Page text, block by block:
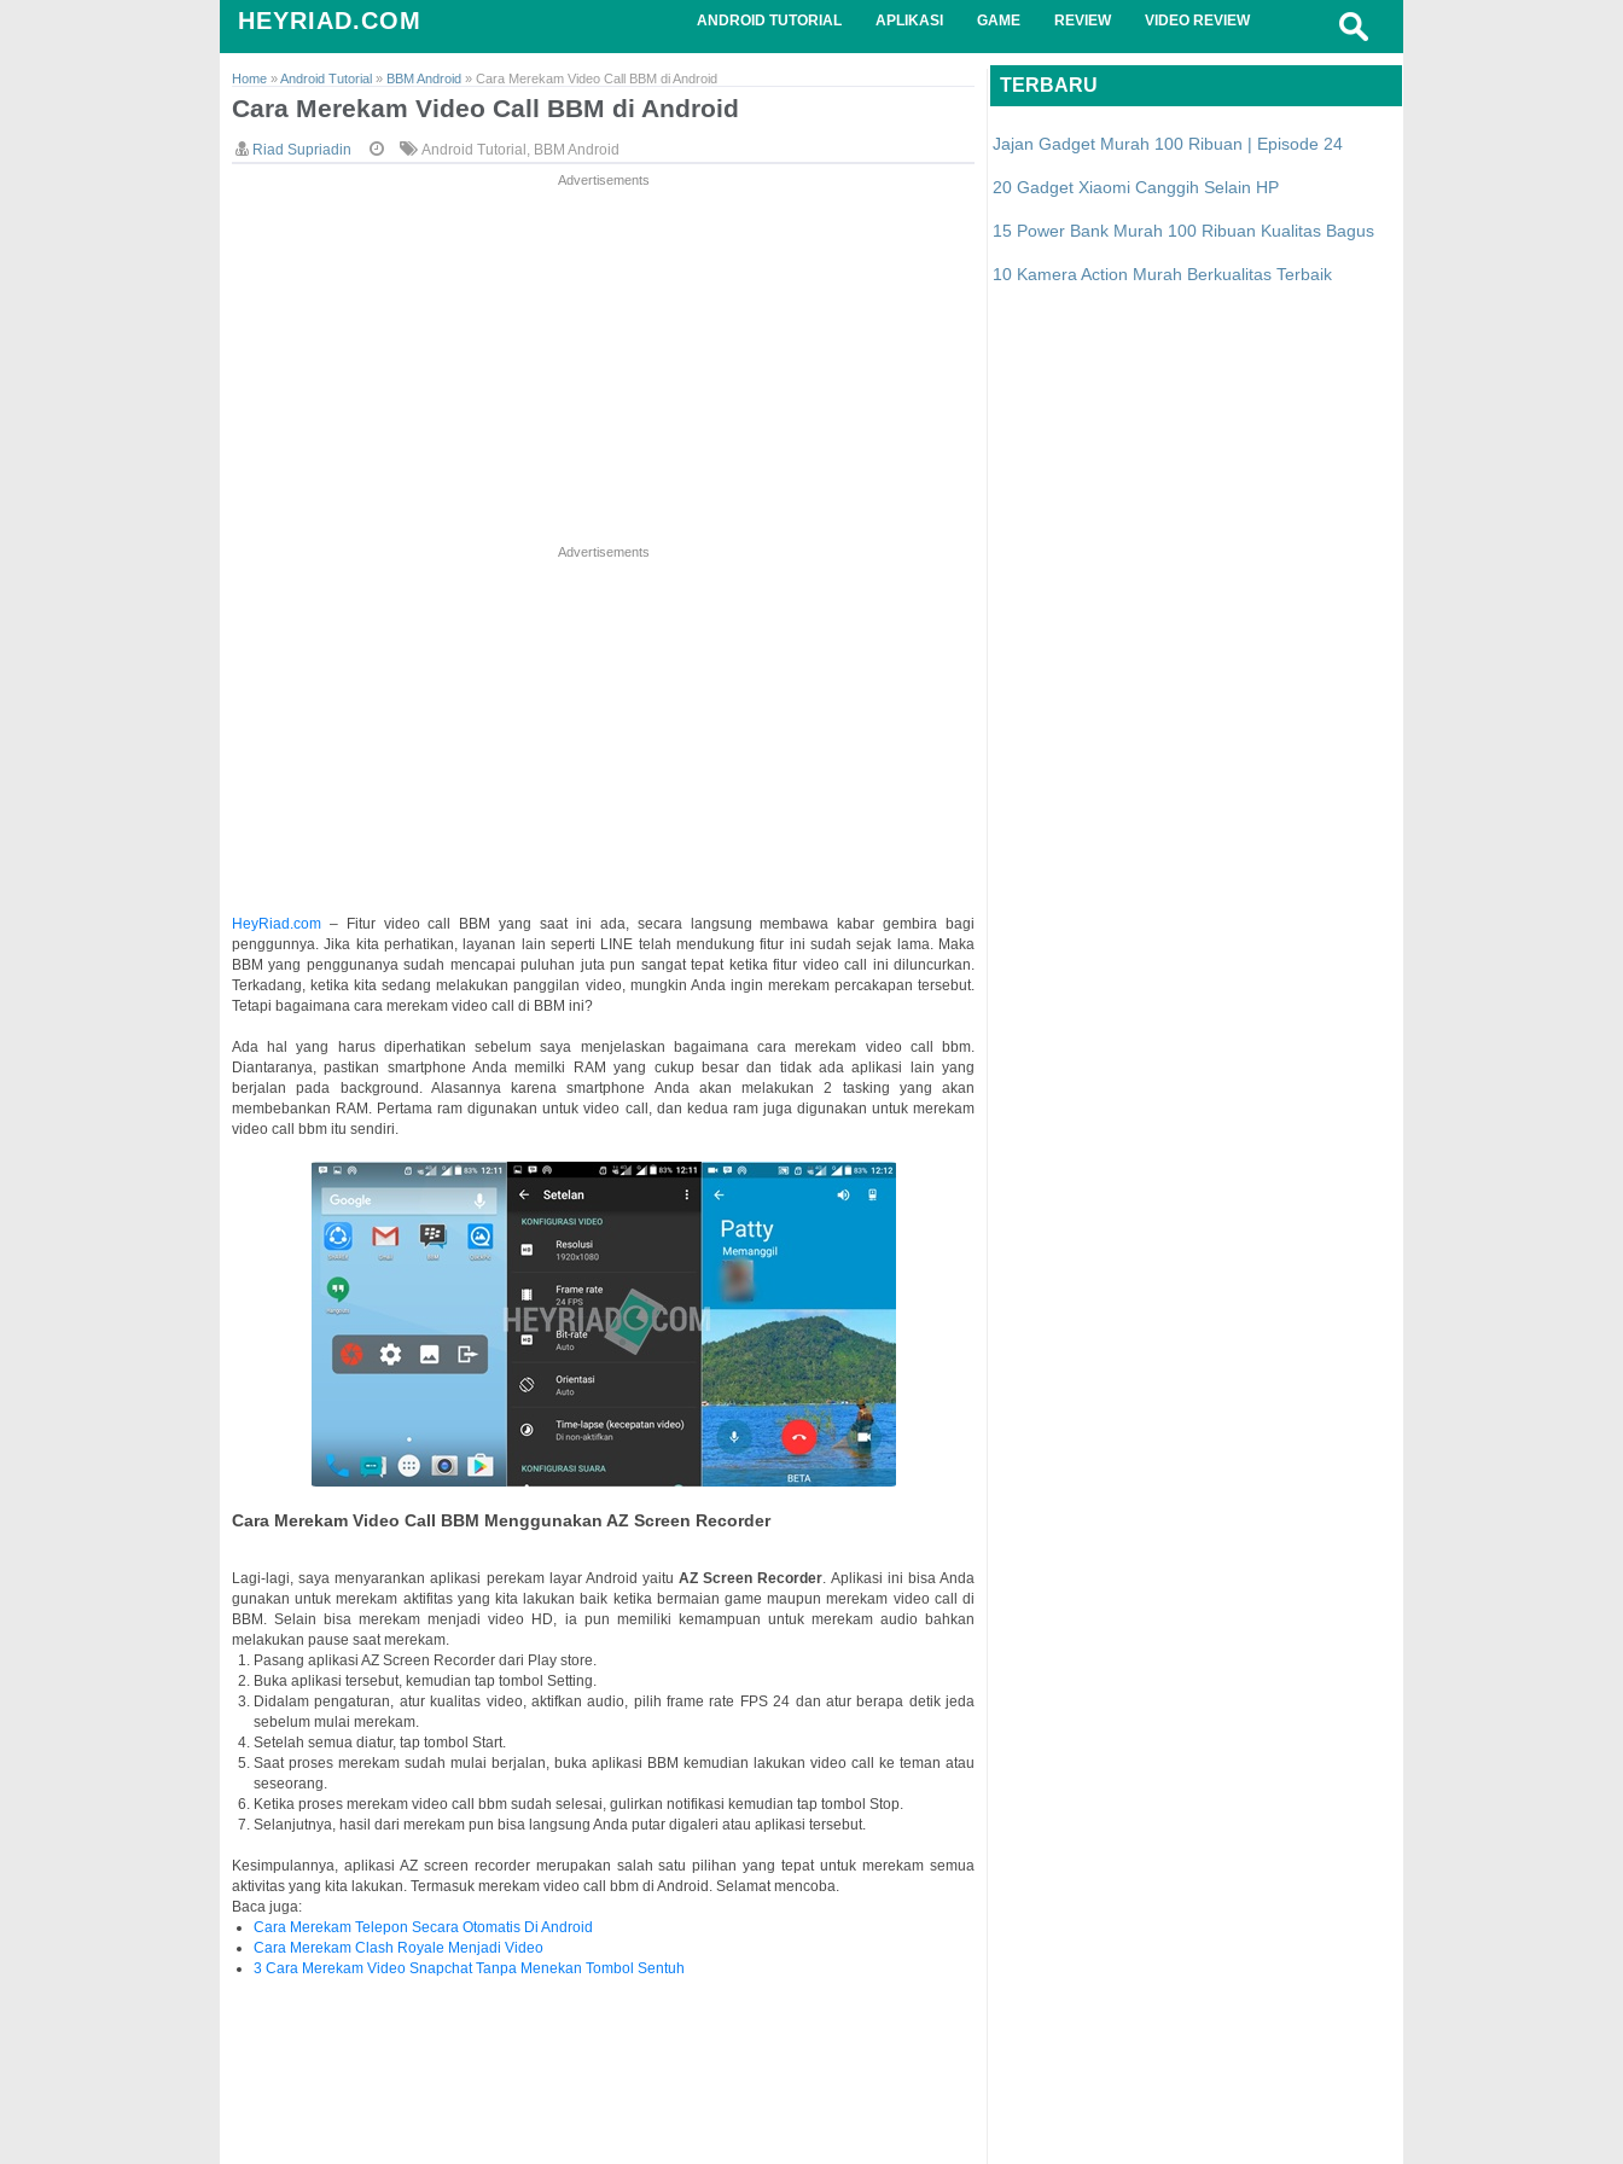
HEYRIAD.COM ANDROID TUTORIAL APLIKASI GAME REVIEW VIDEO REVIEW
Home »Android Tutorial » BBM Android » Cara Merekam Video Call BBM di Android
Cara Merekam Video Call BBM di Android
Riad Supriadin Android Tutorial , BBM Android
Advertisements
Advertisements
HeyRiad.com – Fitur video call BBM yang saat ini ada, secara langsung membawa kabar gembira bagi
penggunnya. Jika kita perhatikan, layanan lain seperti LINE telah mendukung fitur ini sudah sejak lama. Maka
BBM yang penggunanya sudah mencapai puluhan juta pun sangat tepat ketika fitur video call ini diluncurkan.
Terkadang, ketika kita sedang melakukan panggilan video, mungkin Anda ingin merekam percakapan tersebut.
Tetapi bagaimana cara merekam video call di BBM ini?
Ada hal yang harus diperhatikan sebelum saya menjelaskan bagaimana cara merekam video call bbm.
Diantaranya, pastikan smartphone Anda memilki RAM yang cukup besar dan tidak ada aplikasi lain yang
berjalan pada background. Alasannya karena smartphone Anda akan melakukan 2 tasking yang akan
membebankan RAM. Pertama ram digunakan untuk video call, dan kedua ram juga digunakan untuk merekam
video call bbm itu sendiri.
Cara Merekam Video Call BBM Menggunakan AZ Screen Recorder
Lagi-lagi, saya menyarankan aplikasi perekam layar Android yaituAZ Screen Recorder. Aplikasi ini bisa Anda
gunakan untuk merekam aktifitas yang kita lakukan baik ketika bermaian game maupun merekam video call di
BBM. Selain bisa merekam menjadi video HD, ia pun memiliki kemampuan untuk merekam audio bahkan
melakukan pause saat merekam.
Pasang aplikasi AZ Screen Recorder dari Play store.
Buka aplikasi tersebut, kemudian tap tombol Setting.
Didalam pengaturan, atur kualitas video, aktifkan audio, pilih frame rate FPS 24 dan atur berapa detik jeda
sebelum mulai merekam.
Setelah semua diatur, tap tombol Start.
Saat proses merekam sudah mulai berjalan, buka aplikasi BBM kemudian lakukan video call ke teman atau
seseorang.
Ketika proses merekam video call bbm sudah selesai, gulirkan notifikasi kemudian tap tombol Stop.
Selanjutnya, hasil dari merekam pun bisa langsung Anda putar digaleri atau aplikasi tersebut.
Kesimpulannya, aplikasi AZ screen recorder merupakan salah satu pilihan yang tepat untuk merekam semua
aktivitas yang kita lakukan. Termasuk merekam video call bbm di Android. Selamat mencoba.
Baca juga:
Cara Merekam Telepon Secara Otomatis Di Android
Cara Merekam Clash Royale Menjadi Video
3 Cara Merekam Video Snapchat Tanpa Menekan Tombol Sentuh
TERBARU
Jajan Gadget Murah 100 Ribuan | Episode 24
20 Gadget Xiaomi Canggih Selain HP
15 Power Bank Murah 100 Ribuan Kualitas Bagus
10 Kamera Action Murah Berkualitas Terbaik